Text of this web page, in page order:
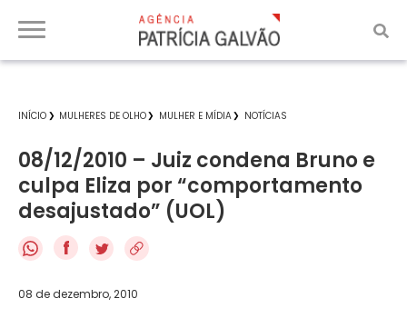
INÍCIO MULHERES DE OLHO MULHER E MÍDIA NOTÍCIAS
08/12/2010 – Juiz condena Bruno e
culpa Eliza por “comportamento
desajustado” (UOL)
f
08 de dezembro, 2010